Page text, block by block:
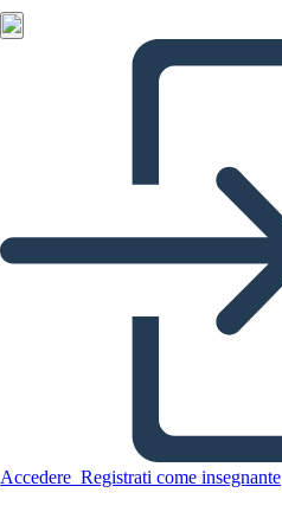
Accedere Registrati come insegnante